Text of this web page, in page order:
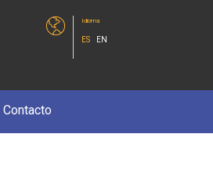
Idioma
ES EN
Contacto